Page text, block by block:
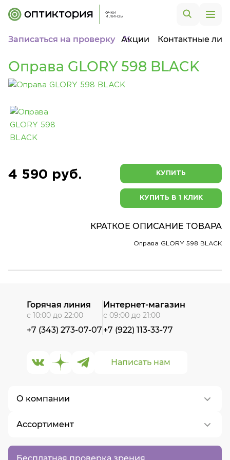
Записаться на проверку Акции Контактные
Оправа GLORY 598 BLACK
4 590 руб. КУПИТЬ
КУПИТЬ В 1 КЛИК
КРАТКОЕ ОПИСАНИЕ ТОВАРА
Оправа GLORY 598 BLACK
Бесплатная проверка зрения
О компании
О нас
Контакты
Ассортимент
Написать нам
Горячая линия
с 10:00 до 22:00
+7 (343) 273-07-07
Интернет-магазин
с 09:00 до 21:00
+7 (922) 113-33-77